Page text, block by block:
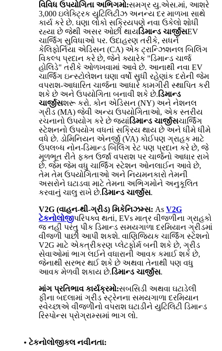
વિવિધ ઉપયોગિતા અભિગમો:સમગ્ર યુ.એસ.માં, આશરે
3,000 ઇલેક્ટ્રિક યુટિલિટીઝ અનન્ય દર માળખા સાથે
કાર્ય કરે છે. ઘણા લોકો સક્રિયપણે નવા ઉકેલો શોધી
રહ્યા છે જેથી અસર ઓછી થાયડિમાન્ડ ચાર્જીસEV
ચાર્જિંગ સુવિધાઓ પર. ઉદાહરણ તરીકે, સધર્ન
કેલિફોર્નિયા એડિસન (CA) એક ટ્રાન્ઝિશનલ બિલિંગ
વિકલ્પ પ્રદાન કરે છે, જેને ક્યારેક "ડિમાન્ડ ચાર્જ
હોલિડે" તરીકે ઓળખવામાં આવે છે. આનાથી નવા EV
ચાર્જિંગ ઇન્સ્ટોલેશન ઘણા વર્ષો સુધી રહેણાંક દરોની જેમ
વપરાશ-આધારિત ચાર્જના આધારે કામગીરી સ્થાપિત કરી
શકે છે અને ઉપયોગિતા બનાવી શકે છે.ડિમાન્ડ
ચાર્જીસશરૂ કરો. કોન એડિસન (NY) અને નેશનલ
ગ્રીડ (MA) જેવી અન્ય ઉપયોગિતાઓ, એક સ્તરીય
રચનાનો ઉપયોગ કરે છે જ્યાંડિમાન્ડ ચાર્જીસચાર્જિંગ
સ્ટેશનનો ઉપયોગ વધતાં સક્રિય થાય છે અને ધીમે ધીમે
વધે છે. ડોમિનિયન એનર્જી (VA) કોઈપણ ગ્રાહક માટે
ઉપલબ્ધ નોન-ડિમાન્ડ બિલિંગ રેટ પણ પ્રદાન કરે છે, જે
મૂળભૂત રીતે ફક્ત ઉર્જા વપરાશ પર ચાર્જનો આધાર રાખે
છે. જેમ જેમ વધુ ચાર્જિંગ સ્ટેશન ઓનલાઈન આવે છે,
તેમ તેમ ઉપયોગિતાઓ અને નિયમનકારો તેમની
અસરોને ઘટાડવા માટે તેમના અભિગમોને અનુકૂલિત
કરવાનું ચાલુ રાખે છે.ડિમાન્ડ ચાર્જીસ.
V2G (વાહન-થી-ગ્રીડ) મિકેનિઝમ્સ: As V2G
ટેકનોલોજીપરિપક્વ થતાં, EVs માત્ર વીજળીના ગ્રાહકો
જ નહીં પરંતુ પીક ડિમાન્ડ સમયગાળા દરમિયાન ગ્રીડમાં
વીજળી પાછી આપી શકશે. વાણિજ્યિક ચાર્જિંગ સ્ટેશનો
V2G માટે એકત્રીકરણ પ્લેટફોર્મ બની શકે છે, ગ્રીડ
સેવાઓમાં ભાગ લઈને વધારાની આવક કમાઈ શકે છે,
જેનાથી સરભર થઈ શકે છે અથવા તેનાથી પણ વધુ
આવક મેળવી શકાય છે.ડિમાન્ડ ચાર્જીસ.
માંગ પ્રતિભાવ કાર્યક્રમો:સબસિડી અથવા ઘટાડેલી
ફીના બદલામાં ગ્રીડ સ્ટ્રેનના સમયગાળા દરમિયાન
સ્વેચ્છાએ વીજળીનો વપરાશ ઘટાડીને યુટિલિટી ડિમાન્ડ
રિસ્પોન્સ પ્રોગ્રામ્સમાં ભાગ લો.
• ટેકનોલોજીકલ નવીનતા: